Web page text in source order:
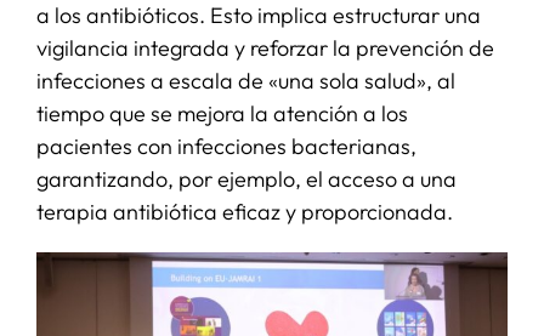
a los antibióticos. Esto implica estructurar una
vigilancia integrada y reforzar la prevención de
infecciones a escala de «una sola salud», al
tiempo que se mejora la atención a los
pacientes con infecciones bacterianas,
garantizando, por ejemplo, el acceso a una
terapia antibiótica eficaz y proporcionada.